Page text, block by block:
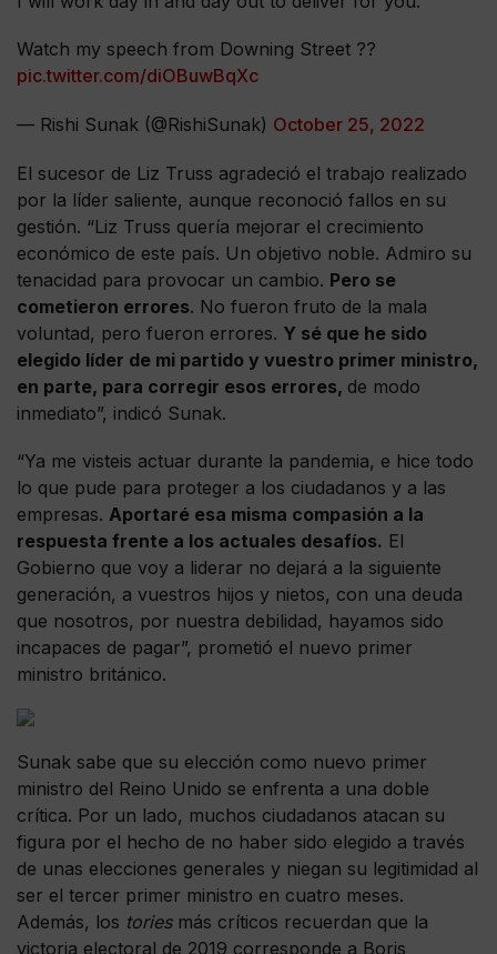
Watch my speech from Downing Street ??
pic.twitter.com/diOBuwBqXc
— Rishi Sunak (@RishiSunak) October 25, 2022
El sucesor de Liz Truss agradeció el trabajo realizado
por la líder saliente, aunque reconoció fallos en su
gestión. “Liz Truss quería mejorar el crecimiento
económico de este país. Un objetivo noble. Admiro su
tenacidad para provocar un cambio. Pero se
cometieron errores. No fueron fruto de la mala
voluntad, pero fueron errores. Y sé que he sido
elegido líder de mi partido y vuestro primer ministro,
en parte, para corregir esos errores, de modo
inmediato”, indicó Sunak.
“Ya me visteis actuar durante la pandemia, e hice todo
lo que pude para proteger a los ciudadanos y a las
empresas. Aportaré esa misma compasión a la
respuesta frente a los actuales desafíos. El
Gobierno que voy a liderar no dejará a la siguiente
generación, a vuestros hijos y nietos, con una deuda
que nosotros, por nuestra debilidad, hayamos sido
incapaces de pagar”, prometió el nuevo primer
ministro británico.
Sunak sabe que su elección como nuevo primer
ministro del Reino Unido se enfrenta a una doble
crítica. Por un lado, muchos ciudadanos atacan su
figura por el hecho de no haber sido elegido a través
de unas elecciones generales y niegan su legitimidad al
ser el tercer primer ministro en cuatro meses.
Además, los toriesmás críticos recuerdan que la
victoria electoral de 2019 corresponde a Boris